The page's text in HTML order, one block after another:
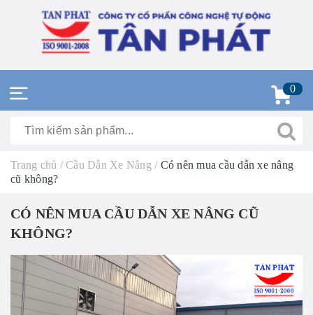
0
Trang chủ / Cầu Dẫn Xe Nâng / Có nên mua cầu dẫn xe nâng
cũ không?
CÓ NÊN MUA CẦU DẪN XE NÂNG CŨ
KHÔNG?